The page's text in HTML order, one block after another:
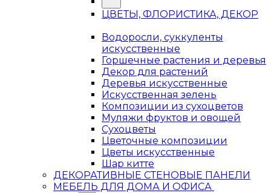
ЦВЕТЫ, ФЛОРИСТИКА, ДЕКОР
Водоросли, суккуленты
искусственные
Горшечные растения и деревья
Декор для растений
Деревья искусственные
Искусственная зелень
Композиции из сухоцветов
Муляжи фруктов и овощей
Сухоцветы
Цветочные композиции
Цветы искусственные
Шар китте
ДЕКОРАТИВНЫЕ СТЕНОВЫЕ ПАНЕЛИ
МЕБЕЛЬ ДЛЯ ДОМА И ОФИСА